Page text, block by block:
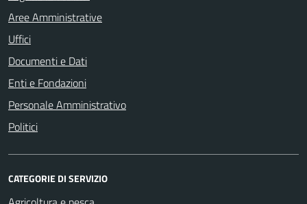
Aree Amministrative
Uffici
Documenti e Dati
Enti e Fondazioni
Personale Amministrativo
Politici
CATEGORIE DI SERVIZIO